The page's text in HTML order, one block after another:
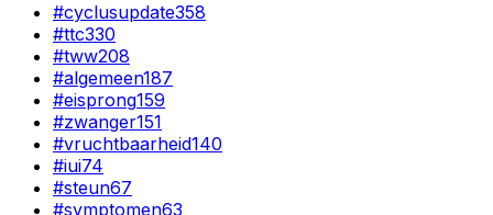
#cyclusupdate358
#ttc330
#tww208
#algemeen187
#eisprong159
#zwanger151
#vruchtbaarheid140
#iui74
#steun67
#symptomen63